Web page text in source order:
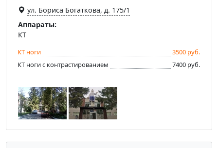
ул. Бориса Богаткова, д. 175/1
Аппараты:
КТ
КТ ноги
3500 руб.
КТ ноги с контрастированием
7400 руб.